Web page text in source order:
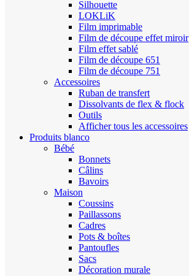
Silhouette
LOKLiK
Film imprimable
Film de découpe effet miroir
Film effet sablé
Film de découpe 651
Film de découpe 751
Accessoires
Ruban de transfert
Dissolvants de flex & flock
Outils
Afficher tous les accessoires
Produits blanco
Bébé
Bonnets
Câlins
Bavoirs
Maison
Coussins
Paillassons
Cadres
Pots & boîtes
Pantoufles
Sacs
Décoration murale